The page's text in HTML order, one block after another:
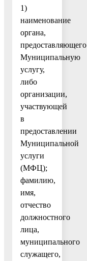
1)
наименование
органа,
предоставляющего
Муниципальную
услугу,
либо
организации,
участвующей
в
предоставлении
Муниципальной
услуги
(МФЦ);
фамилию,
имя,
отчество
должностного
лица,
муниципального
служащего,